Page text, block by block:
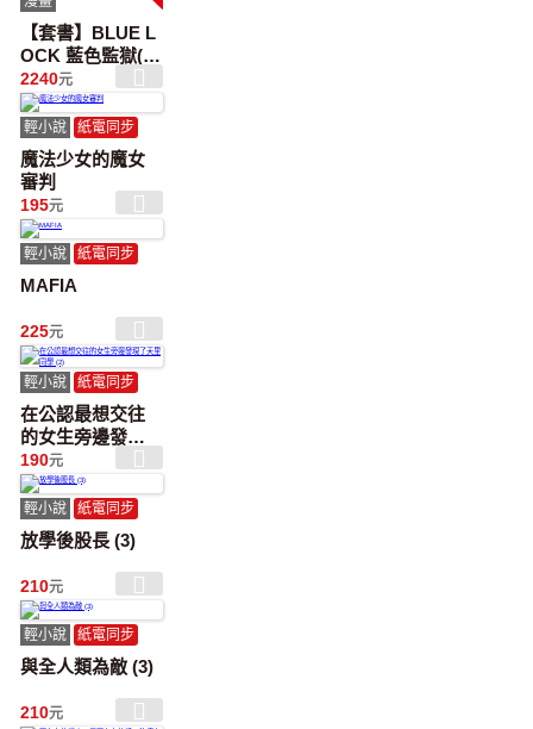
【套書】BLUE L
OCK 藍色監獄(1-
35冊)
2240元
輕小說 紙電同步
魔法少女的魔女
審判
195元
輕小說 紙電同步
MAFIA
225元
輕小說 紙電同步
在公認最想交往
的女生旁邊發現
了天里同學 (2)
190元
輕小說 紙電同步
放學後股長 (3)
210元
輕小說 紙電同步
與全人類為敵 (3)
210元